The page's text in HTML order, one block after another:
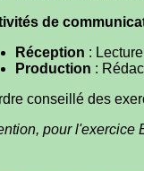
de
Réception :
Production :
conseillé des
pour l'exercice